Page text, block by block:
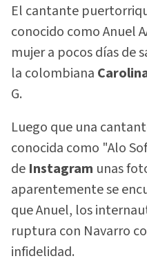
El cantante
conocido como Anuel
mujer a pocos días de
la colombiana
G.
Luego que una
conocida como "Alo
de Instagram unas
aparentemente se
que Anuel, los
ruptura con Navarro
infidelidad.